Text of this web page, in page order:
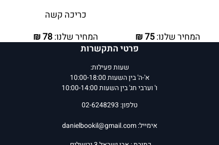
המחיר שלנו:75
₪
כריכה קשה
המחיר שלנו:78
₪
הוסף לסלפרטי התקשרות
שעות פעילות:
א'-ה' בין השעות 10:00-18:00
ו' וערבי חג' בין השעות 10:00-14:00
טלפון: 02-6248293
אימייל:danielbookil@gmail.com